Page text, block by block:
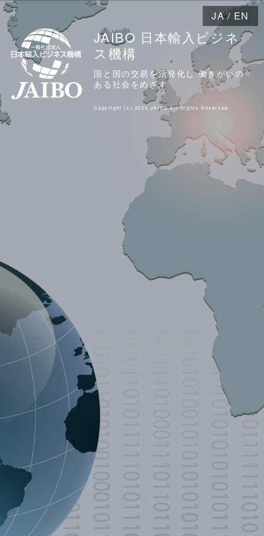
JAIBO 日本輸入ビジネ
ス機構
国と国の交易を活発化し 働きがいの
ある社会をめざす
Copyright (c) 2026 JAIBO All Rights Reserved.
JA / EN